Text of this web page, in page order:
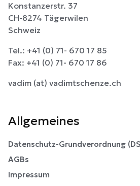
Konstanzerstr. 37
CH-8274 Tägerwilen
Schweiz
Tel.: +41 (0) 71- 670 17 85
Fax: +41 (0) 71- 670 17 86
vadim (at) vadimtschenze.ch
Allgemeines
Datenschutz-Grundverordnung
AGBs
Impressum